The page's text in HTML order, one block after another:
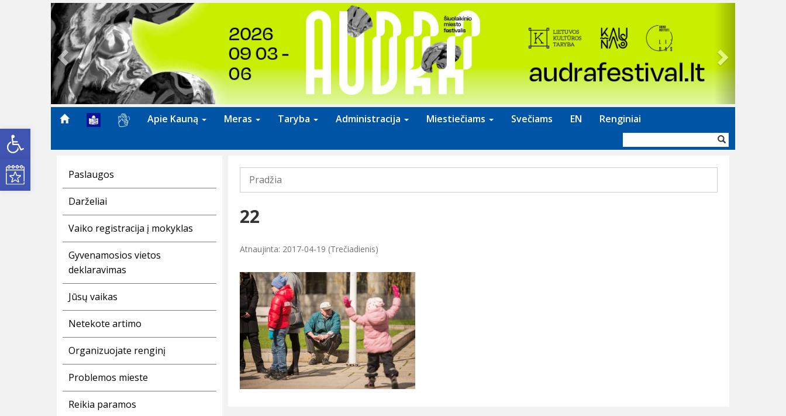
Open toolbar
Kultūros renginiai
Previous
Apie Kauną Meras Taryba Administracija Miestiečiams Svečiams EN Renginiai
forma
Paslaugos
Darželiai
Vaiko registracija į mokyklas
Gyvenamosios vietos
deklaravimas
Jūsų vaikas
Netekote artimo
Organizuojate renginį
Problemos mieste
Reikia paramos
Pradžia
22
Atnaujinta: 2017-04-19 (Trečiadienis)